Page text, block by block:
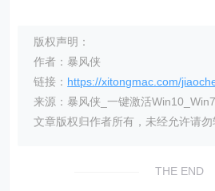
版权声明：
作者：暴风侠
链接： https://xitongmac.com/
来源：暴风侠_一键激活
文章版权归作者所有，未经允许请勿
THE END